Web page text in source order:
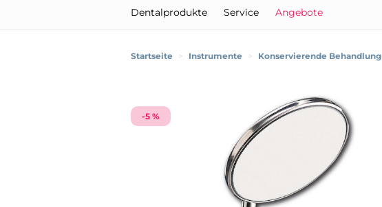
Dentalprodukte Service Angebote
Startseite > Instrumente > Konservierende Behandlung
-5 %